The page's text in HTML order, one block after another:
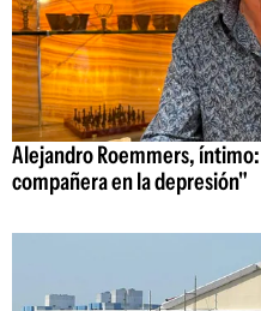
Alejandro Roemmers,
compañera en la depresión"